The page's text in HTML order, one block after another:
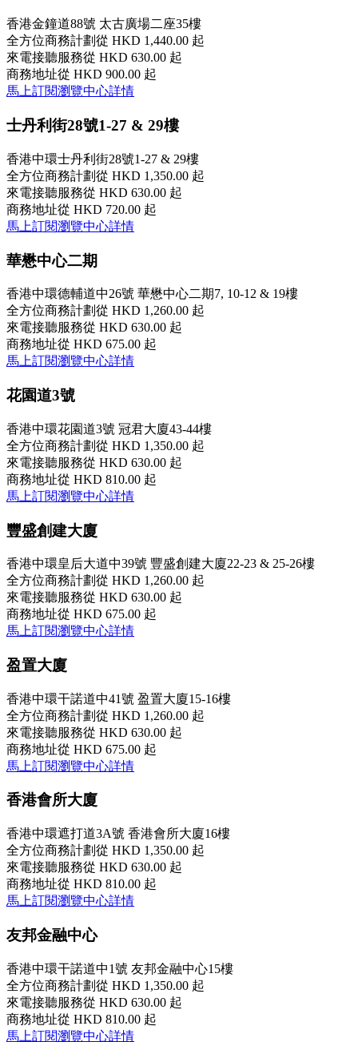
香港金鐘道88號 太古廣場二座35樓
全方位商務計劃從 HKD 1,440.00 起
來電接聽服務從 HKD 630.00 起
商務地址從 HKD 900.00 起
馬上訂閱瀏覽中心詳情
士丹利街28號1-27 & 29樓
香港中環士丹利街28號1-27 & 29樓
全方位商務計劃從 HKD 1,350.00 起
來電接聽服務從 HKD 630.00 起
商務地址從 HKD 720.00 起
馬上訂閱瀏覽中心詳情
華懋中心二期
香港中環德輔道中26號 華懋中心二期7, 10-12 & 19樓
全方位商務計劃從 HKD 1,260.00 起
來電接聽服務從 HKD 630.00 起
商務地址從 HKD 675.00 起
馬上訂閱瀏覽中心詳情
花園道3號
香港中環花園道3號 冠君大廈43-44樓
全方位商務計劃從 HKD 1,350.00 起
來電接聽服務從 HKD 630.00 起
商務地址從 HKD 810.00 起
馬上訂閱瀏覽中心詳情
豐盛創建大廈
香港中環皇后大道中39號 豐盛創建大廈22-23 & 25-26樓
全方位商務計劃從 HKD 1,260.00 起
來電接聽服務從 HKD 630.00 起
商務地址從 HKD 675.00 起
馬上訂閱瀏覽中心詳情
盈置大廈
香港中環干諾道中41號 盈置大廈15-16樓
全方位商務計劃從 HKD 1,260.00 起
來電接聽服務從 HKD 630.00 起
商務地址從 HKD 675.00 起
馬上訂閱瀏覽中心詳情
香港會所大廈
香港中環遮打道3A號 香港會所大廈16樓
全方位商務計劃從 HKD 1,350.00 起
來電接聽服務從 HKD 630.00 起
商務地址從 HKD 810.00 起
馬上訂閱瀏覽中心詳情
友邦金融中心
香港中環干諾道中1號 友邦金融中心15樓
全方位商務計劃從 HKD 1,350.00 起
來電接聽服務從 HKD 630.00 起
商務地址從 HKD 810.00 起
馬上訂閱瀏覽中心詳情